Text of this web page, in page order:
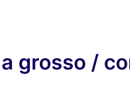
grosso /